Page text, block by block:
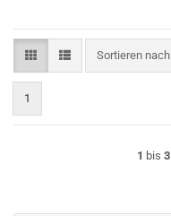
Sortieren nach
Sortieren nach
1
1 bis 3